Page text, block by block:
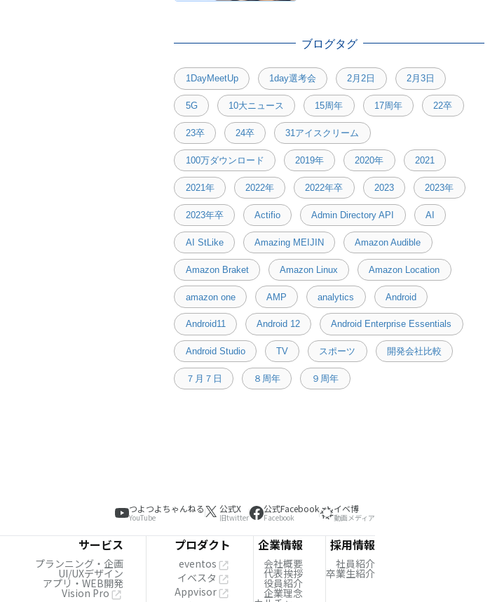
ブログタグ
1DayMeetUp 1day選考会 2月2日 2月3日
5G 10大ニュース 15周年 17周年 22卒
23卒 24卒 31アイスクリーム
100万ダウンロード 2019年 2020年 2021
2021年 2022年 2022年卒 2023 2023年
2023年卒 Actifio Admin Directory API AI
AI StLike Amazing MEIJIN Amazon Audible
Amazon Braket Amazon Linux Amazon Location
amazon one AMP analytics Android
Android11 Android 12 Android Enterprise Essentials
Android Studio TV スポーツ 開発会社比較
７月７日 ８周年 ９周年
つよつよちゃんねる
YouTube
公式X
旧twitter
公式Facebook
Facebook
イベ博
動画メディア
サービス
プランニング・企画
UI/UXデザイン
アプリ・WEB開発
Vision Pro
プロダクト
eventos
イベスタ
Appvisor
企業情報
会社概要
代表挨拶
役員紹介
企業理念
採用情報
社員紹介
卒業生紹介